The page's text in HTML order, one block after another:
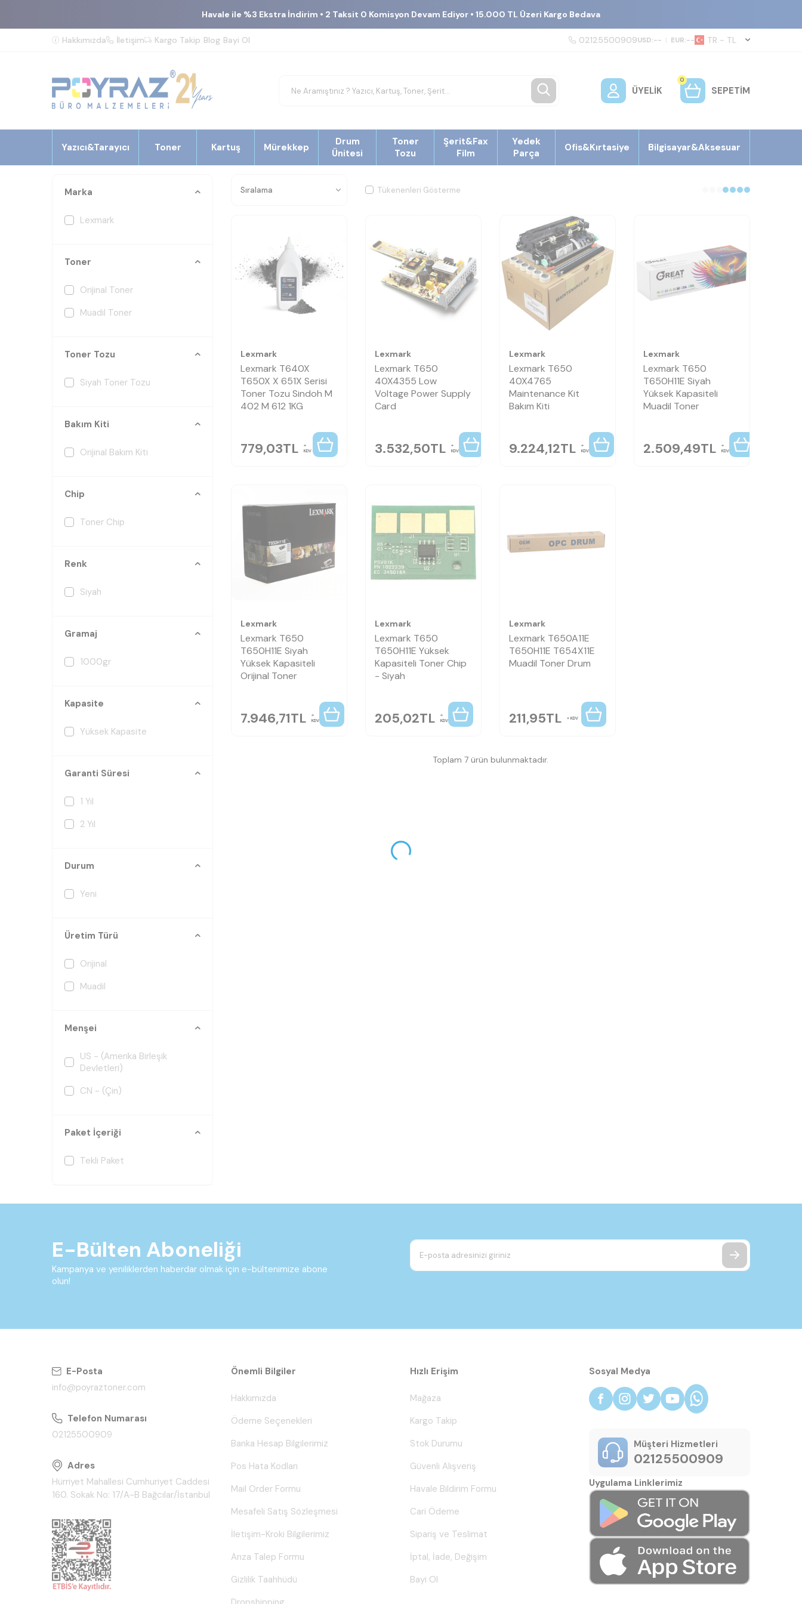
Havale ile %3 Ekstra İndirim • 2 Taksit 0 Komisyon Devam Ediyor • 15.000 TL Üzeri Kargo Bedava
Hakkımızda İletişim Kargo Takip Blog Bayi Ol 02125500909USD:-- | EUR:-- TR − TL
ÜYELIK
0
SEPETIM
Yazıcı&Tarayıcı Toner Kartuş Mürekkep
Drum
Ünitesi
Toner
Tozu
Şerit&Fax
Film
Yedek
Parça
Ofis&Kırtasiye Bilgisayar&Aksesuar
Marka
Lexmark
Toner
Orijinal Toner
Muadil Toner
Toner Tozu
Siyah Toner Tozu
Bakım Kiti
Orijinal Bakım Kiti
Chip
Toner Chip
Renk
Siyah
Gramaj
1000gr
Kapasite
Yüksek Kapasite
Garanti Süresi
1 Yıl
2 Yıl
Durum
Yeni
Üretim Türü
Orijinal
Muadil
Menşei
US - (Amerika Birleşik
Devletleri)
CN - (Çin)
Paket İçeriği
Tekli Paket
Tükenenleri Gösterme
Lexmark
Lexmark T640X
T650X X 651X Serisi
Toner Tozu Sindoh M
402 M 612 1KG
779,03TL KDV
Lexmark
Lexmark T650
40X4355 Low
Voltage Power Supply
Card
3.532,50TL KDV
Lexmark
Lexmark T650
40X4765
Maintenance Kit
Bakım Kiti
9.224,12TL KDV
Lexmark
Lexmark T650
T650H11E Siyah
Yüksek Kapasiteli
Muadil Toner
2.509,49TL KDV
Lexmark
Lexmark T650
T650H11E Siyah
Yüksek Kapasiteli
Orijinal Toner
7.946,71TL KDV
Lexmark
Lexmark T650
T650H11E Yüksek
Kapasiteli Toner Chip
- Siyah
205,02TL KDV
Lexmark
Lexmark T650A11E
T650H11E T654X11E
Muadil Toner Drum
211,95TL KDV
Toplam 7 ürün bulunmaktadır.
E-Bülten Aboneliği
Kampanya ve yeniliklerden haberdar olmak için e-bültenimize abone
olun!
E-Posta
info@poyraztoner.com
Telefon Numarası
02125500909
Adres
Hürriyet Mahallesi Cumhuriyet Caddesi
160. Sokak No: 17/A-B Bağcılar/İstanbul
Önemli Bilgiler
Hakkımızda
Ödeme Seçenekleri
Banka Hesap Bilgilerimiz
Pos Hata Kodları
Mail Order Formu
Mesafeli Satış Sözleşmesi
İletişim-Kroki Bilgilerimiz
Arıza Talep Formu
Gizlilik Taahhüdü
Hızlı Erişim
Mağaza
Kargo Takip
Stok Durumu
Güvenli Alışveriş
Havale Bildirim Formu
Cari Ödeme
Sipariş ve Teslimat
İptal, İade, Değişim
Bayi Ol
Sosyal Medya
Müşteri Hizmetleri
02125500909
Uygulama Linklerimiz